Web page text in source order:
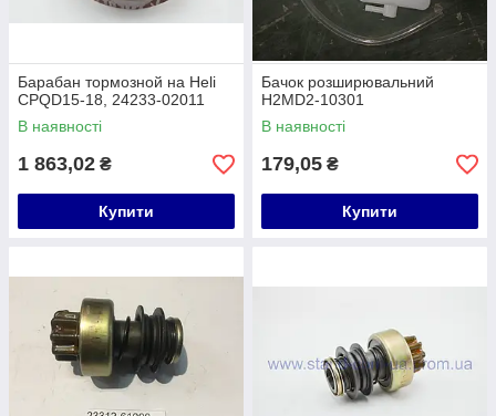
Барабан тормозной на Heli
CPQD15-18, 24233-02011
В наявності
1 863,02 ₴
Купити
Бачок розширювальний
H2MD2-10301
В наявності
179,05 ₴
Купити